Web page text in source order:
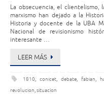
La obsecuencia, el clientelismo,
marxismo han dejado a la
Historia y docente de la UBA
Nacional de revisionismo
interesante …
LEER MÁS
1810,conicet,debate, fabian,
revolucion,situacion